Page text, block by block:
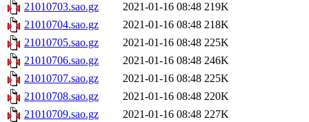
21010703.sao.gz
2021-01-16 08:48 219K
21010704.sao.gz
2021-01-16 08:48 218K
21010705.sao.gz
2021-01-16 08:48 225K
21010706.sao.gz
2021-01-16 08:48 246K
21010707.sao.gz
2021-01-16 08:48 225K
21010708.sao.gz
2021-01-16 08:48 220K
21010709.sao.gz
2021-01-16 08:48 227K